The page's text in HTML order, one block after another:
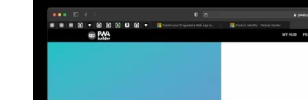
οποίο ανοίγει μια προβολή όπου πρέπει να εισαγάγετε τα τρία
αναγνωριστικά που δημιουργήθηκαν πριν.